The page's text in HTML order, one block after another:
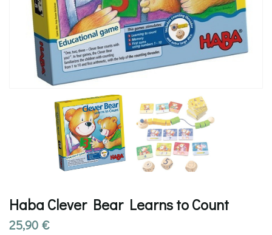
Haba Clever Bear Learns to Count
25,90 €